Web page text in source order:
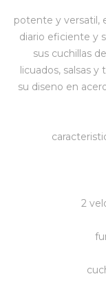
potente y versatil,
diario eficiente y
sus cuchillas
licuados, salsas
su diseno en
2
Bazar
Juguetes y